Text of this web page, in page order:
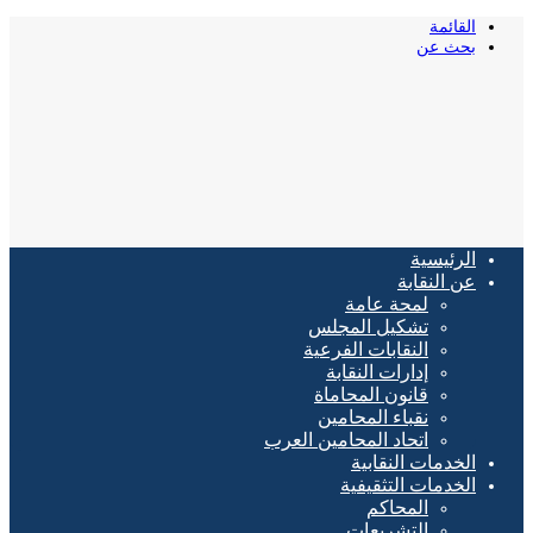
القائمة
بحث عن
الرئيسية
عن النقابة
لمحة عامة
تشكيل المجلس
النقابات الفرعية
إدارات النقابة
قانون المحاماة
نقباء المحامين
اتحاد المحامين العرب
الخدمات النقابية
الخدمات التثقيفية
المحاكم